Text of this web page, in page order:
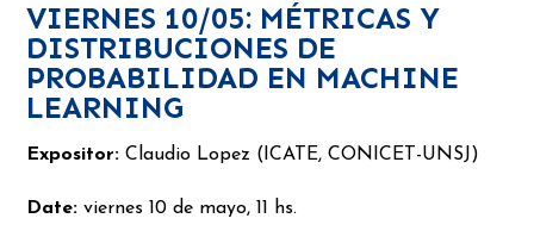
VIERNES 10/05: MÉTRICAS Y
DISTRIBUCIONES DE
PROBABILIDAD EN MACHINE
LEARNING
Expositor: Claudio Lopez (ICATE, CONICET-UNSJ)
Date: viernes 10 de mayo, 11 hs.